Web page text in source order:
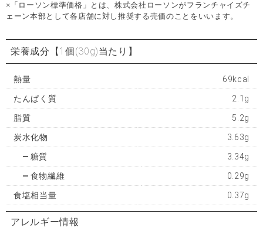
※「ローソン標準価格」とは、株式会社ローソンがフランチャイズチ
ェーン本部として各店舗に対し推奨する売価のことをいいます。
栄養成分 【1個(30g)当たり】
熱量 69kcal
たんぱく質 2.1g
脂質 5.2g
炭水化物 3.63g
糖質 3.34g
食物繊維 0.29g
食塩相当量 0.37g
アレルギー情報